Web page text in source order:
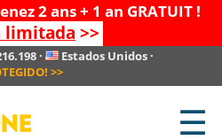
2 ans + 1 an GRATUIT !
limitada >>
· Estados Unidos ·
>>
☰